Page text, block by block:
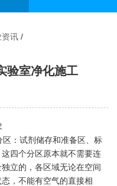
实验室净化装修
资讯 /
验室净化施工
：试剂储存和准备区、标
四个分区原本就不需要连
立的，各区域无论在空间
，不能有空气的直接相